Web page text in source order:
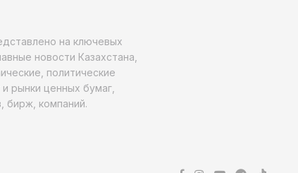
на ключевых
новости Казахстана,
политические
рынки ценных бумаг,
бирж, компаний.